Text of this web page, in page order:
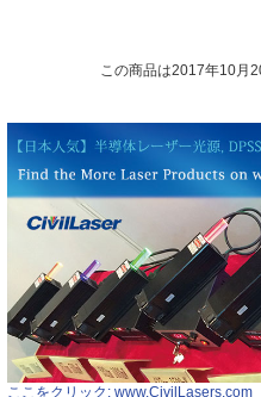
この商品は2017年10月
ここをクリック: www.CivilLasers.com